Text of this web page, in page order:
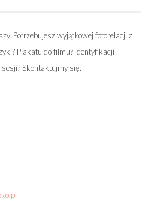
Potrzebujesz wyjątkowej fotorelacji z
Plakatu do filmu? Identyfikacji
sesji? Skontaktujmy się.